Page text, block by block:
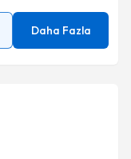
Daha Fazla